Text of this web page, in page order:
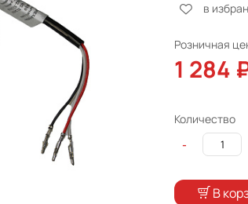
в
Розничная
1 284
Количество
-
В